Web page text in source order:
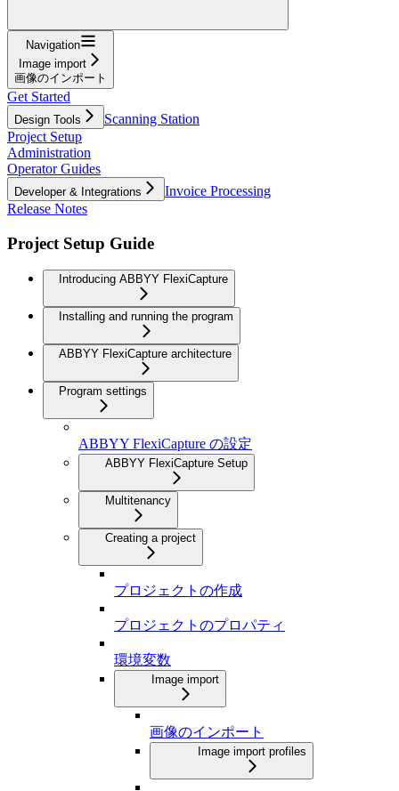
Navigation
Image import
画像のインポート
Get Started
Design Tools
Scanning Station
Project Setup
Administration
Operator Guides
Developer & Integrations
Invoice Processing
Release Notes
Project Setup Guide
Introducing ABBYY FlexiCapture
Installing and running the program
ABBYY FlexiCapture architecture
Program settings
ABBYY FlexiCapture の設定
ABBYY FlexiCapture Setup
Multitenancy
Creating a project
プロジェクトの作成
プロジェクトのプロパティ
環境変数
Image import
画像のインポート
Image import profiles